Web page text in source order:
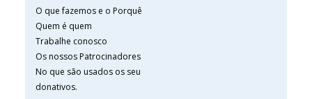
O que fazemos e o Porquê
Quem é quem
Trabalhe conosco
Os nossos Patrocinadores
No que são usados os seu
donativos.